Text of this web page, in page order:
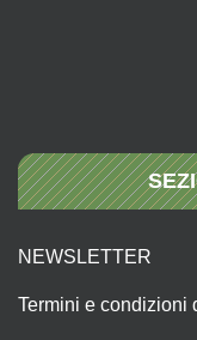
NEWSLETTER
Termini e condizioni